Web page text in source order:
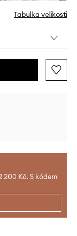
Tabulka velikosti
200 Kč. S kódem